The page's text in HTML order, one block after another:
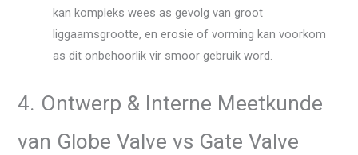
kan kompleks wees as gevolg van groot
liggaamsgrootte, en erosie of vorming kan voorkom
as dit onbehoorlik vir smoor gebruik word.
4. Ontwerp & Interne Meetkunde
van Globe Valve vs Gate Valve